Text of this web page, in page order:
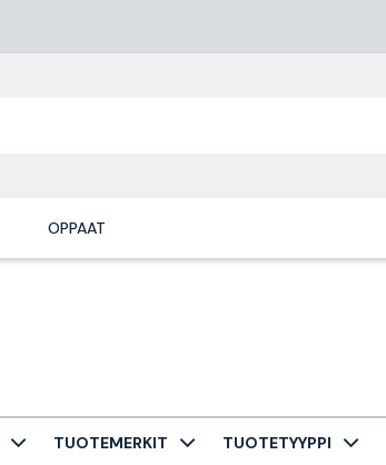
OPPAAT
TUOTEMERKIT TUOTETYYPPI